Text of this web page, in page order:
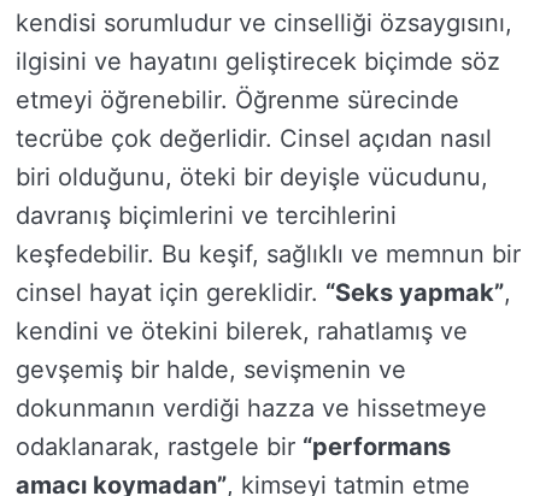
kendisi sorumludur ve cinselliği özsaygısını,
ilgisini ve hayatını geliştirecek biçimde söz
etmeyi öğrenebilir. Öğrenme sürecinde
tecrübe çok değerlidir. Cinsel açıdan nasıl
biri olduğunu, öteki bir deyişle vücudunu,
davranış biçimlerini ve tercihlerini
keşfedebilir. Bu keşif, sağlıklı ve memnun bir
cinsel hayat için gereklidir. “Seks yapmak”,
kendini ve ötekini bilerek, rahatlamış ve
gevşemiş bir halde, sevişmenin ve
dokunmanın verdiği hazza ve hissetmeye
odaklanarak, rastgele bir “performans
amacı koymadan”, kimseyi tatmin etme